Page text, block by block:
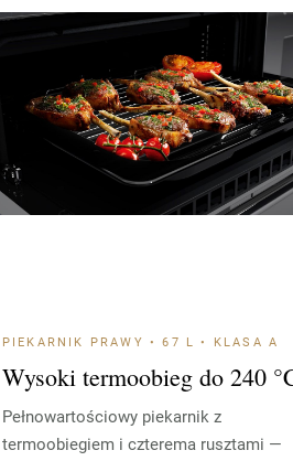
PIEKARNIK PRAWY • 67 L • KLASA A
Wysoki termoobieg do 240
Pełnowartościowy piekarnik z
termoobiegiem i czterema rusztami —